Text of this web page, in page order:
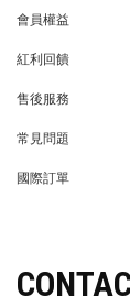
會員權益
紅利回饋
售後服務
常見問題
國際訂單